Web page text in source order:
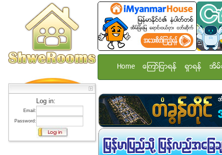
Log in:
Email:
Password:
Home ေၾကာ္ျငာရန္ ရွာရန္ အိမ္